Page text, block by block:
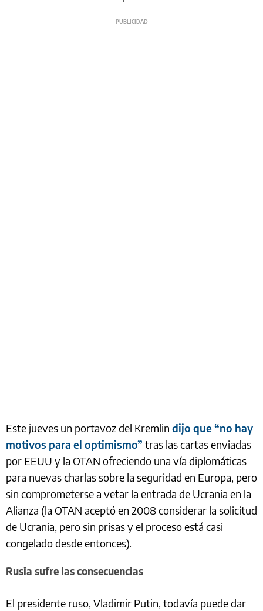
Este jueves un portavoz del Kremlin dijo que “no hay
motivos para el optimismo” tras las cartas enviadas
por EEUU y la OTAN ofreciendo una vía diplomáticas
para nuevas charlas sobre la seguridad en Europa, pero
sin comprometerse a vetar la entrada de Ucrania en la
Alianza (la OTAN aceptó en 2008 considerar la solicitud
de Ucrania, pero sin prisas y el proceso está casi
congelado desde entonces).
Rusia sufre las consecuencias
El presidente ruso, Vladimir Putin, todavía puede dar